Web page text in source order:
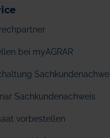
bei myAGRAR
Sachkundenachweis
vorbestellen